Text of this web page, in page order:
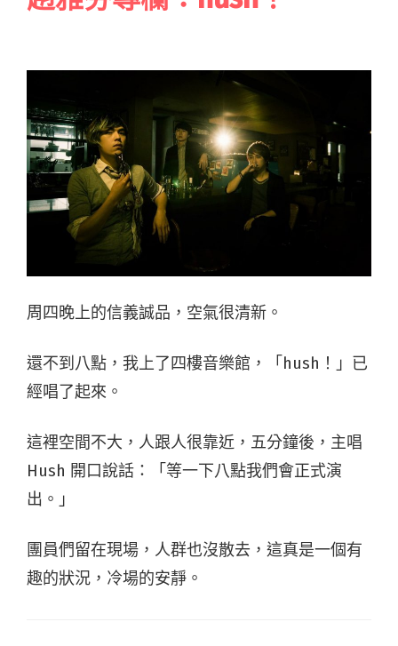
周四晚上的信義誠品，空氣很清新。
還不到八點，我上了四樓音樂館，「hush！」已
經唱了起來。
這裡空間不大，人跟人很靠近，五分鐘後，主唱
Hush 開口說話：「等一下八點我們會正式演
出。」
團員們留在現場，人群也沒散去，這真是一個有
趣的狀況，冷場的安靜。